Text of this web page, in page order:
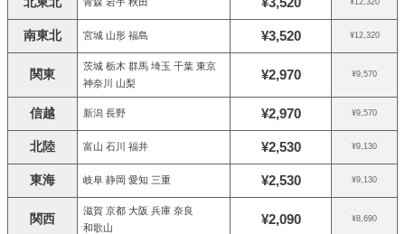
南東北 宮城 山形 福島 ¥3,520 ¥12,320
関東
茨城 栃木 群馬 埼玉 千葉 東京
神奈川 山梨
¥2,970 ¥9,570
信越 新潟 長野 ¥2,970 ¥9,570
北陸 富山 石川 福井 ¥2,530 ¥9,130
東海 岐阜 静岡 愛知 三重 ¥2,530 ¥9,130
関西
滋賀 京都 大阪 兵庫 奈良
和歌山
¥2,090 ¥8,690